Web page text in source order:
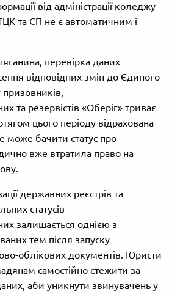
від адміністрації коледжу
та СП не є автоматичним і
перевірка даних
відповідних змін до Єдиного
та резервістів «Оберіг» триває
цього періоду відрахована
бачити статус про
вже втратила право на
державних реєстрів та
статусів
залишається однією з
тем після запуску
облікових документів. Юристи
самостійно стежити за
аби уникнути звинувачень у